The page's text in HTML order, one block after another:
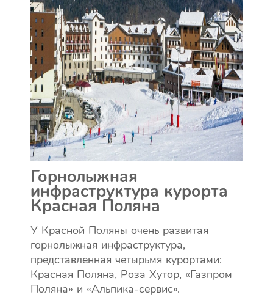
Горнолыжная
инфраструктура курорта
Красная Поляна
У Красной Поляны очень развитая
горнолыжная инфраструктура,
представленная четырьмя курортами:
Красная Поляна, Роза Хутор, «Газпром
Поляна» и «Альпика-сервис».